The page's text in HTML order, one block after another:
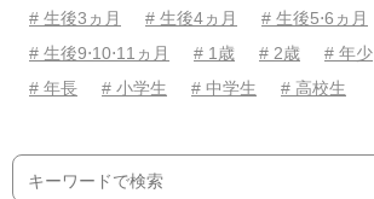
# 生後3ヵ月
# 生後4ヵ月 # 生後5⋅6ヵ月
# 生後9⋅10⋅11ヵ月
# 1歳 # 2歳 # 年少
# 年長
# 小学生 # 中学生 # 高校生